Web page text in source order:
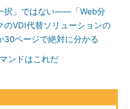
択」ではない――「Web分
のVDI代替ソリューションの
30ページで絶対に分かる
ンドはこれだ